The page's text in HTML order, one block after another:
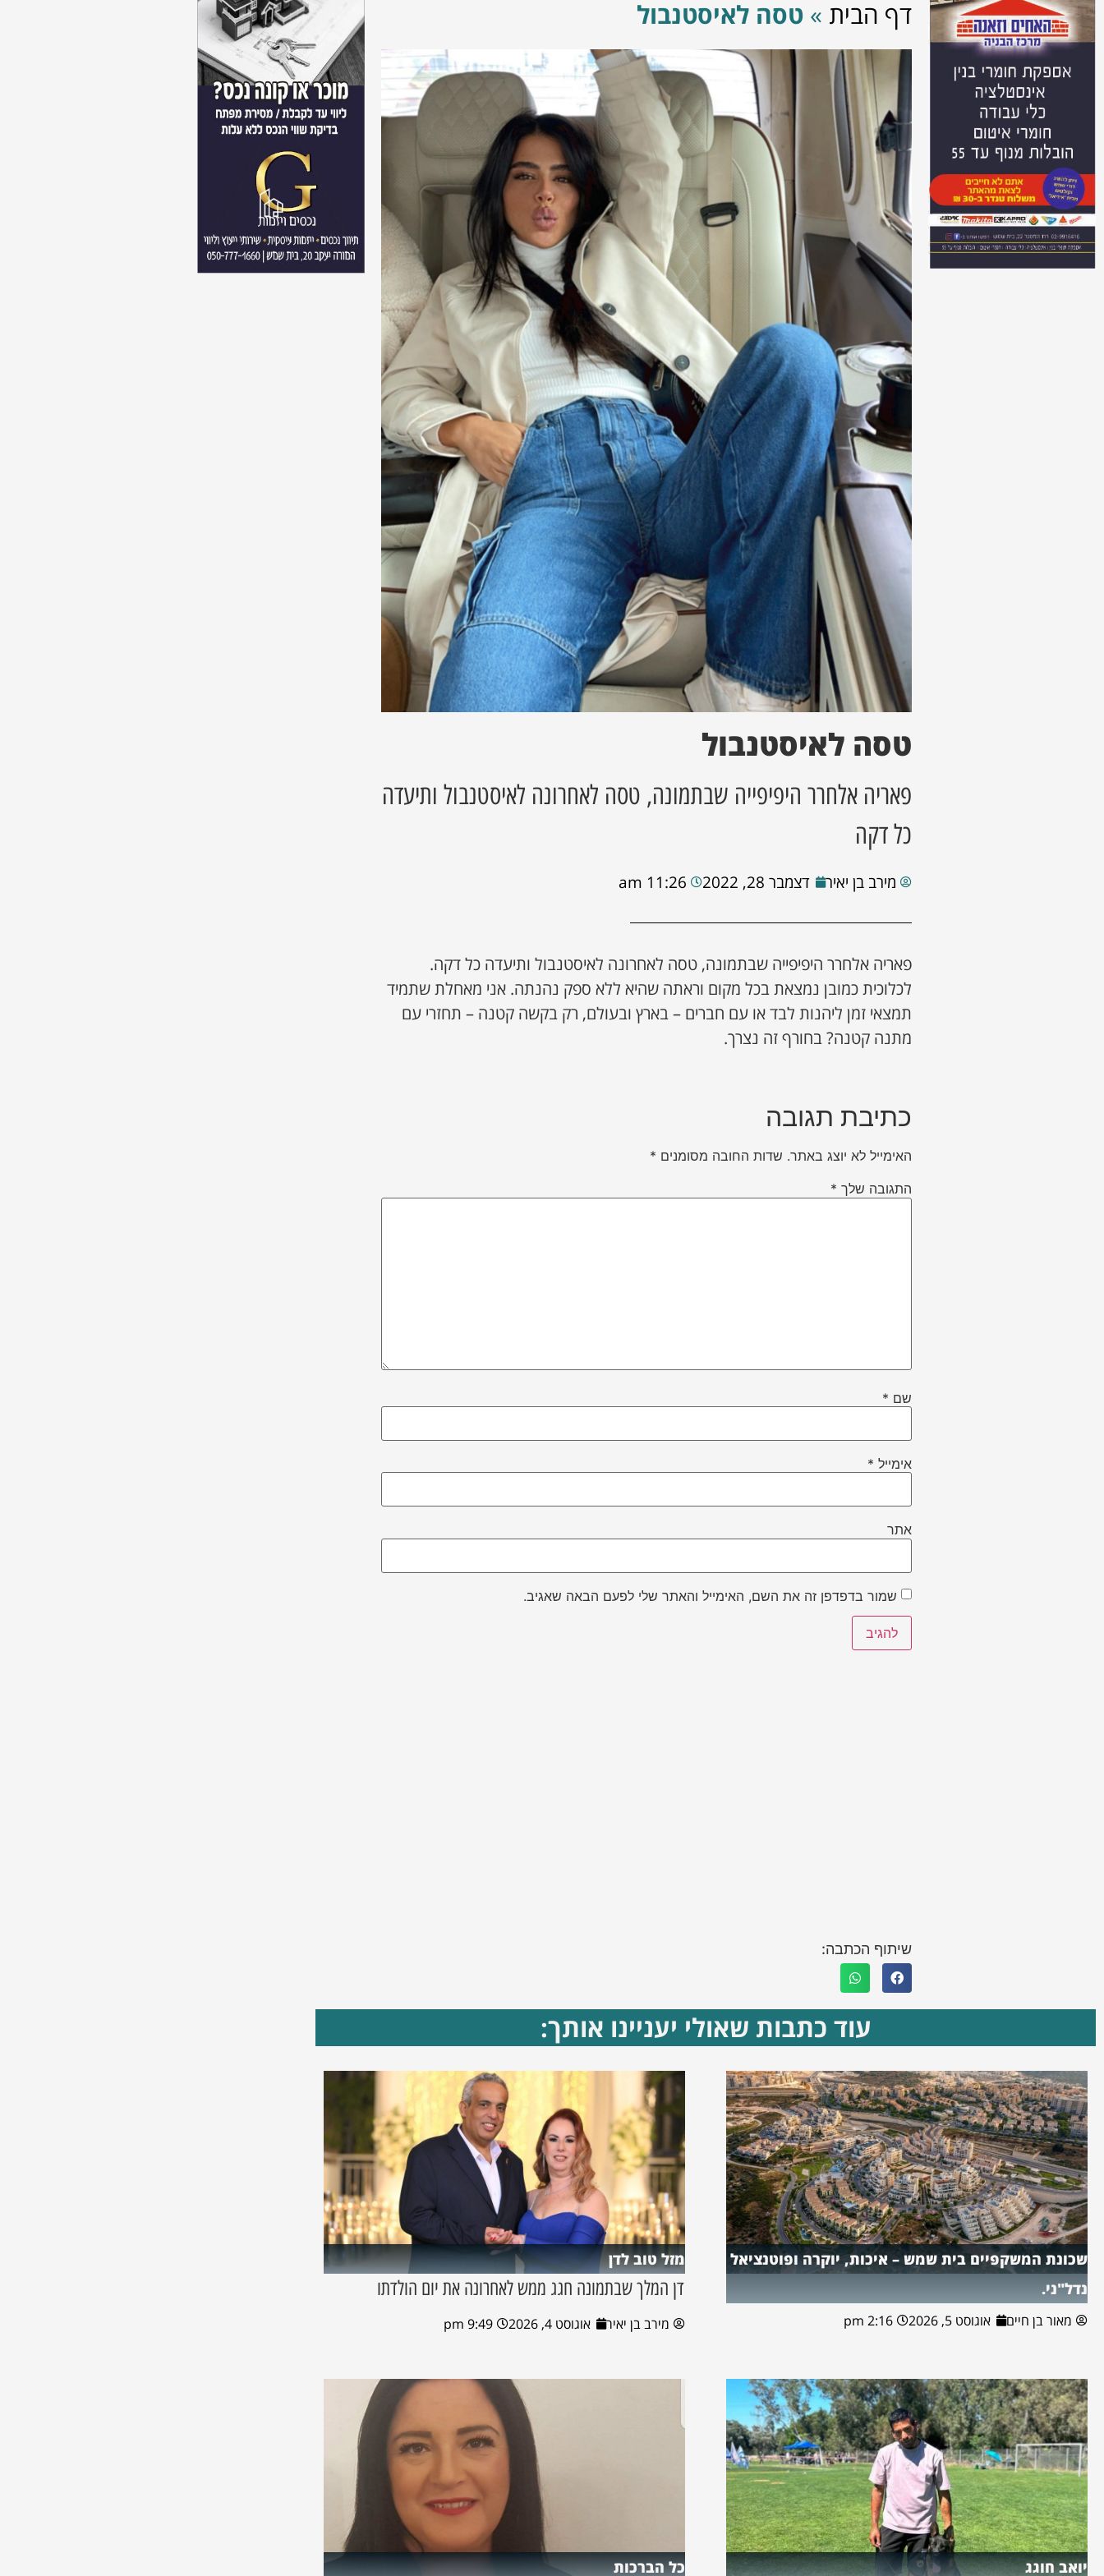
דף הבית »טסה לאיסטנבול
טסה לאיסטנבול
פאריה אלחרר היפיפייה שבתמונה, טסה לאחרונה לאיסטנבול ותיעדה
כל דקה
מירב בן יאיר דצמבר 28, 2022 11:26 am
פאריה אלחרר היפיפייה שבתמונה, טסה לאחרונה לאיסטנבול ותיעדה כל דקה.
לכלוכית כמובן נמצאת בכל מקום וראתה שהיא ללא ספק נהנתה. אני מאחלת שתמיד
תמצאי זמן ליהנות לבד או עם חברים – בארץ ובעולם, רק בקשה קטנה – תחזרי עם
מתנה קטנה? בחורף זה נצרך.
כתיבת תגובה
האימייל לא יוצג באתר. שדות החובה מסומנים *
התגובה שלך *
שם *
אימייל *
אתר
שמור בדפדפן זה את השם, האימייל והאתר שלי לפעם הבאה שאגיב.
שיתוף הכתבה:
עוד כתבות שאולי יעניינו אותך:
שכונת המשקפיים בית שמש – איכות, יוקרה ופוטנציאל
נדל"ני.
מאור בן חיים אוגוסט 5, 2026 2:16 pm
מזל טוב לדן
דן המלך שבתמונה חגג ממש לאחרונה את יום הולדתו
מירב בן יאיר אוגוסט 4, 2026 9:49 pm
יואב חוגג כל הברכות